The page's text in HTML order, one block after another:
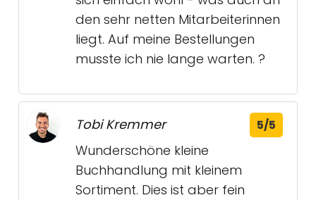
den sehr netten Mitarbeiterinnen
liegt. Auf meine Bestellungen
musste ich nie lange warten. ?
Tobi Kremmer 5/5
Wunderschöne kleine
Buchhandlung mit kleinem
Sortiment. Dies ist aber fein